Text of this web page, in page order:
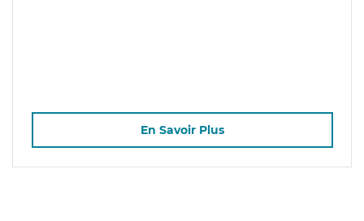
En Savoir Plus